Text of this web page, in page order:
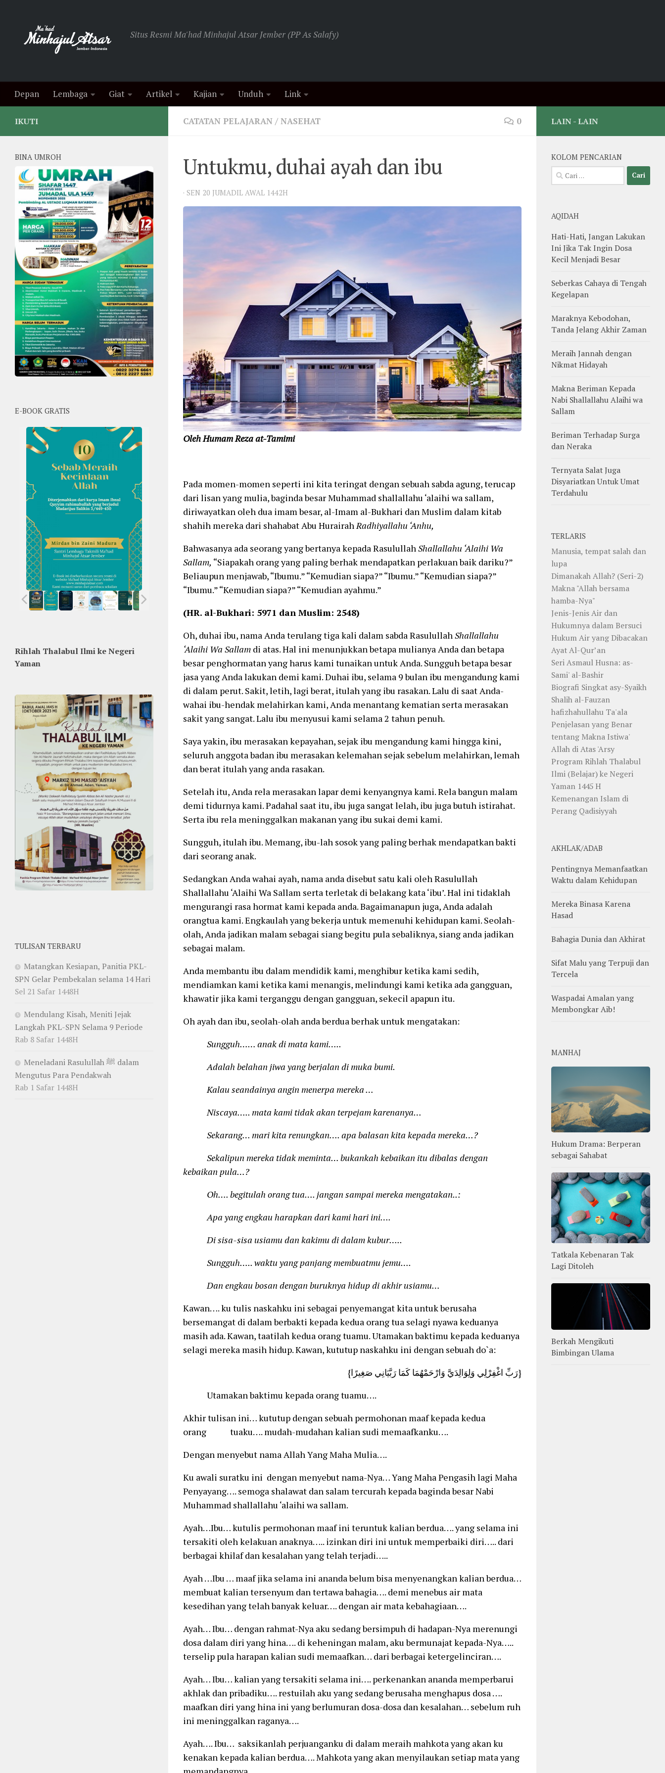
Situs Resmi Ma'had Minhajul Atsar Jember (PP As Salafy)
Depan Lembaga Giat Artikel Kajian Unduh Link
CATATAN PELAJARAN / NASEHAT 0
Untukmu, duhai ayah dan ibu
· SEN 20 JUMADIL AWAL 1442H
Oleh Humam Reza at-Tamimi
Pada momen-momen seperti ini kita teringat dengan sebuah sabda agung, terucap
dari lisan yang mulia, baginda besar Muhammad shallallahu ‘alaihi wa sallam,
diriwayatkan oleh dua imam besar, al-Imam al-Bukhari dan Muslim dalam kitab
shahih mereka dari shahabat Abu HurairahRadhiyallahu ‘Anhu,
Bahwasanya ada seorang yang bertanya kepada RasulullahShallallahu ‘Alaihi Wa
Sallam, “Siapakah orang yang paling berhak mendapatkan perlakuan baik dariku?”
Beliaupun menjawab, “Ibumu.” “Kemudian siapa?” “Ibumu.” “Kemudian siapa?”
“Ibumu.” “Kemudian siapa?” “Kemudian ayahmu.”
(HR. al-Bukhari: 5971 dan Muslim: 2548)
Oh, duhai ibu, nama Anda terulang tiga kali dalam sabda RasulullahShallallahu
‘Alaihi Wa Sallam di atas. Hal ini menunjukkan betapa mulianya Anda dan betapa
besar penghormatan yang harus kami tunaikan untuk Anda. Sungguh betapa besar
jasa yang Anda lakukan demi kami. Duhai ibu, selama 9 bulan ibu mengandung kami
di dalam perut. Sakit, letih, lagi berat, itulah yang ibu rasakan. Lalu di saat Anda-
wahai ibu-hendak melahirkan kami, Anda menantang kematian serta merasakan
sakit yang sangat. Lalu ibu menyusui kami selama 2 tahun penuh.
Saya yakin, ibu merasakan kepayahan, sejak ibu mengandung kami hingga kini,
seluruh anggota badan ibu merasakan kelemahan sejak sebelum melahirkan, lemah
dan berat itulah yang anda rasakan.
Setelah itu, Anda rela merasakan lapar demi kenyangnya kami. Rela bangun malam
demi tidurnya kami. Padahal saat itu, ibu juga sangat lelah, ibu juga butuh istirahat.
Serta ibu rela meninggalkan makanan yang ibu sukai demi kami.
Sungguh, itulah ibu. Memang, ibu-lah sosok yang paling berhak mendapatkan bakti
dari seorang anak.
Sedangkan Anda wahai ayah, nama anda disebut satu kali oleh Rasulullah
Shallallahu ‘Alaihi Wa Sallam serta terletak di belakang kata ‘ibu’. Hal ini tidaklah
mengurangi rasa hormat kami kepada anda. Bagaimanapun juga, Anda adalah
orangtua kami. Engkaulah yang bekerja untuk memenuhi kehidupan kami. Seolah-
olah, Anda jadikan malam sebagai siang begitu pula sebaliknya, siang anda jadikan
sebagai malam.
Anda membantu ibu dalam mendidik kami, menghibur ketika kami sedih,
mendiamkan kami ketika kami menangis, melindungi kami ketika ada gangguan,
khawatir jika kami terganggu dengan gangguan, sekecil apapun itu.
Oh ayah dan ibu, seolah-olah anda berdua berhak untuk mengatakan:
Sungguh…… anak di mata kami…..
Adalah belahan jiwa yang berjalan di muka bumi.
Kalau seandainya angin menerpa mereka …
Niscaya….. mata kami tidak akan terpejam karenanya…
Sekarang… mari kita renungkan…. apa balasan kita kepada mereka…?
Sekalipun mereka tidak meminta… bukankah kebaikan itu dibalas dengan
kebaikan pula…?
Oh…. begitulah orang tua…. jangan sampai mereka mengatakan..:
Apa yang engkau harapkan dari kami hari ini….
Di sisa-sisa usiamu dan kakimu di dalam kubur…..
Sungguh….. waktu yang panjang membuatmu jemu….
Dan engkau bosan dengan buruknya hidup di akhir usiamu…
Kawan…. ku tulis naskahku ini sebagai penyemangat kita untuk berusaha
bersemangat di dalam berbakti kepada kedua orang tua selagi nyawa keduanya
masih ada. Kawan, taatilah kedua orang tuamu. Utamakan baktimu kepada keduanya
selagi mereka masih hidup. Kawan, kututup naskahku ini dengan sebuah do`a:
{رَبِّ اغْفِرْلِي وَلِوَالِدَيَّ وَارْحَمْهُمَا كَمَا رَبَّيَانِي صَغِيرًا}
Utamakan baktimu kepada orang tuamu….
Akhir tulisan ini… kututup dengan sebuah permohonan maaf kepada kedua
orang tuaku…. mudah-mudahan kalian sudi memaafkanku….
Dengan menyebut nama Allah Yang Maha Mulia….
Ku awali suratku ini dengan menyebut nama-Nya… Yang Maha Pengasih lagi Maha
Penyayang…. semoga shalawat dan salam tercurah kepada baginda besar Nabi
Muhammad shallallahu ‘alaihi wa sallam.
Ayah…Ibu… kutulis permohonan maaf ini teruntuk kalian berdua…. yang selama ini
tersakiti oleh kelakuan anaknya….. izinkan diri ini untuk memperbaiki diri….. dari
berbagai khilaf dan kesalahan yang telah terjadi…..
Ayah …Ibu … maaf jika selama ini ananda belum bisa menyenangkan kalian berdua…
membuat kalian tersenyum dan tertawa bahagia…. demi menebus air mata
kesedihan yang telah banyak keluar…. dengan air mata kebahagiaan….
Ayah… Ibu… dengan rahmat-Nya aku sedang bersimpuh di hadapan-Nya merenungi
dosa dalam diri yang hina…. di keheningan malam, aku bermunajat kepada-Nya…..
terselip pula harapan kalian sudi memaafkan… dari berbagai ketergelinciran….
Ayah… Ibu… kalian yang tersakiti selama ini…. perkenankan ananda memperbarui
akhlak dan pribadiku…. restuilah aku yang sedang berusaha menghapus dosa ….
maafkan diri yang hina ini yang berlumuran dosa-dosa dan kesalahan… sebelum ruh
ini meninggalkan raganya….
Ayah…. Ibu… saksikanlah perjuanganku di dalam meraih mahkota yang akan ku
kenakan kepada kalian berdua…. Mahkota yang akan menyilaukan setiap mata yang
IKUTI
BINA UMROH
E-BOOK GRATIS
Rihlah Thalabul Ilmi ke Negeri
Yaman
TULISAN TERBARU
Matangkan Kesiapan, Panitia PKL-
SPN Gelar Pembekalan selama 14 Hari
Sel 21 Safar 1448H
Mendulang Kisah, Meniti Jejak
Langkah PKL-SPN Selama 9 Periode
Rab 8 Safar 1448H
Meneladani Rasulullah ﷺ dalam
Mengutus Para Pendakwah
Rab 1 Safar 1448H
LAIN - LAIN
KOLOM PENCARIAN
Cari
untuk:
AQIDAH
Hati-Hati, Jangan Lakukan
Ini Jika Tak Ingin Dosa
Kecil Menjadi Besar
Seberkas Cahaya di Tengah
Kegelapan
Maraknya Kebodohan,
Tanda Jelang Akhir Zaman
Meraih Jannah dengan
Nikmat Hidayah
Makna Beriman Kepada
Nabi Shallallahu Alaihi wa
Sallam
Beriman Terhadap Surga
dan Neraka
Ternyata Salat Juga
Disyariatkan Untuk Umat
Terdahulu
TERLARIS
Manusia, tempat salah dan
lupa
Dimanakah Allah? (Seri-2)
Makna "Allah bersama
hamba-Nya"
Jenis-Jenis Air dan
Hukumnya dalam Bersuci
Hukum Air yang Dibacakan
Ayat Al-Qur’an
Seri Asmaul Husna: as-
Sami' al-Bashir
Biografi Singkat asy-Syaikh
Shalih al-Fauzan
hafizhahullahu Ta'ala
Penjelasan yang Benar
tentang Makna Istiwa'
Allah di Atas 'Arsy
Program Rihlah Thalabul
Ilmi (Belajar) ke Negeri
Yaman 1445 H
Kemenangan Islam di
Perang Qadisiyyah
AKHLAK/ADAB
Pentingnya Memanfaatkan
Waktu dalam Kehidupan
Mereka Binasa Karena
Hasad
Bahagia Dunia dan Akhirat
Sifat Malu yang Terpuji dan
Tercela
Waspadai Amalan yang
Membongkar Aib!
MANHAJ
Hukum Drama: Berperan
sebagai Sahabat
Tatkala Kebenaran Tak
Lagi Ditoleh
Berkah Mengikuti
Bimbingan Ulama